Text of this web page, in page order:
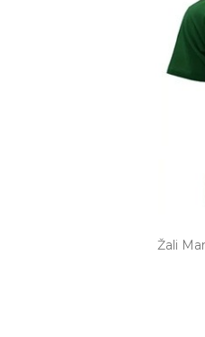
Žali